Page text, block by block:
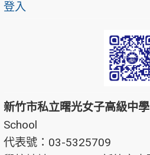
登入
新竹市私立曙光女子高級中學
School
代表號：03-5325709